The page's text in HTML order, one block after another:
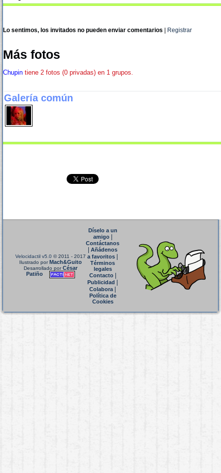
Lo sentimos, los invitados no pueden enviar comentarios Registrar
Más fotos
Chupin tiene 2 fotos (0 privadas) en 1 grupos.
Galería común
Velocidactil v5.0 © 2011 - 2017
Ilustrado porMach&Guito
Desarrollado porCésar
Patiño
Díselo a un
amigo|
Contáctanos
Añádenos
a favoritos
Términos
legales
Contacto|
Publicidad
Colabora|
Política de
Cookies